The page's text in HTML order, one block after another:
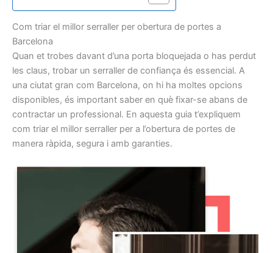
Com triar el millor serraller per obertura de portes a
Barcelona
Quan et trobes davant d’una porta bloquejada o has perdut
les claus, trobar un serraller de confiança és essencial. A
una ciutat gran com Barcelona, on hi ha moltes opcions
disponibles, és important saber en què fixar-se abans de
contractar un professional. En aquesta guia t’expliquem
com triar el millor serraller per a l’obertura de portes de
manera ràpida, segura i amb garanties.